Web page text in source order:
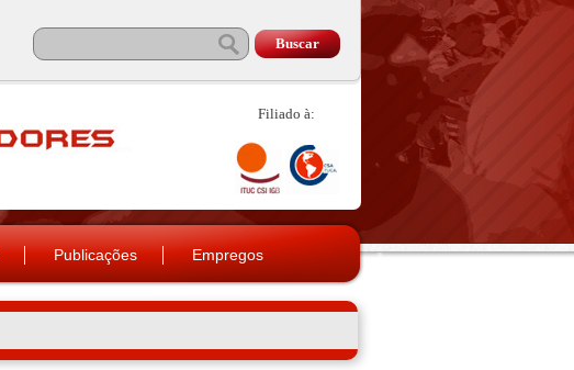
Filiado à:
Publicações Empregos